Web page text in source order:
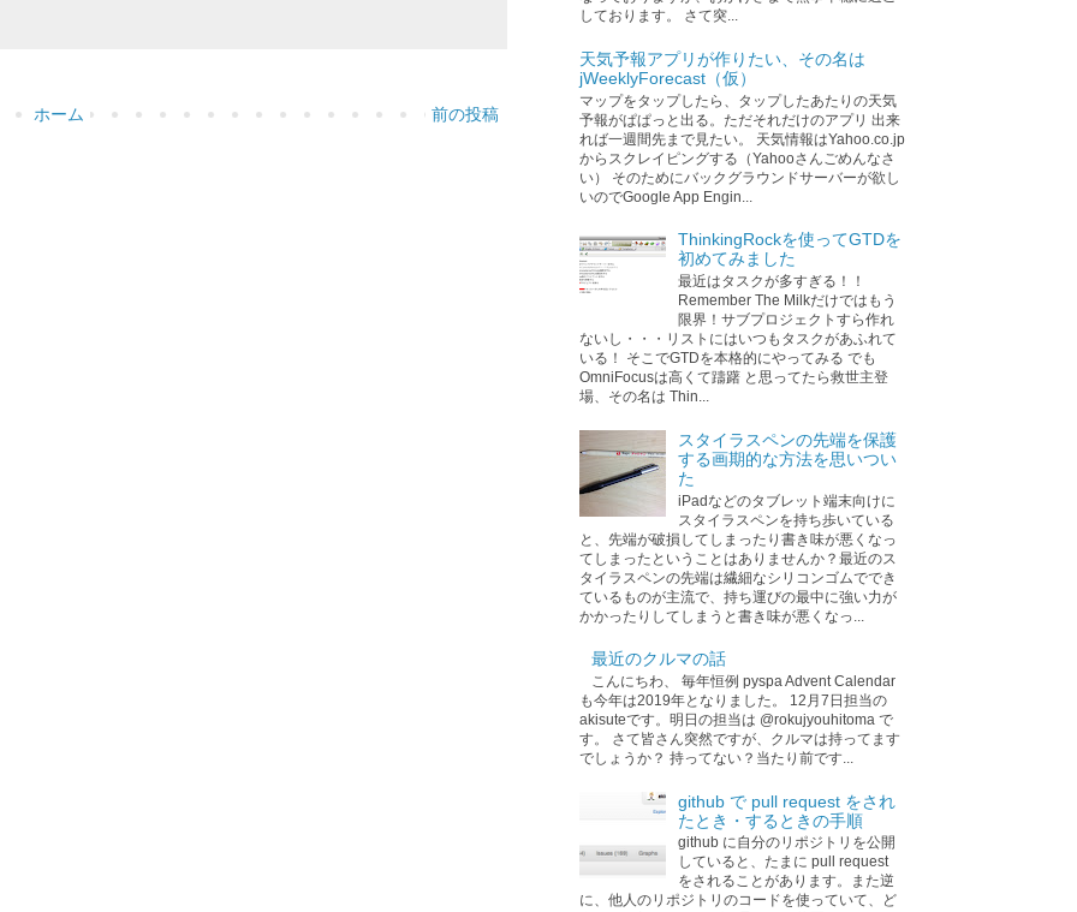
前の投稿
ホーム
しております。 さて突...
天気予報アプリが作りたい、その名は
jWeeklyForecast（仮）
マップをタップしたら、タップしたあたりの天気
予報がぱぱっと出る。ただそれだけのアプリ 出来
れば一週間先まで見たい。 天気情報はYahoo.co.jp
からスクレイピングする（Yahooさんごめんなさ
い） そのためにバックグラウンドサーバーが欲し
いのでGoogle App Engin...
ThinkingRockを使ってGTDを
初めてみました
最近はタスクが多すぎる！！
Remember The Milkだけではもう
限界！サブプロジェクトすら作れ
ないし・・・リストにはいつもタスクがあふれて
いる！ そこでGTDを本格的にやってみる でも
OmniFocusは高くて躊躇 と思ってたら救世主登
場、その名は Thin...
スタイラスペンの先端を保護
する画期的な方法を思いつい
た
iPadなどのタブレット端末向けに
スタイラスペンを持ち歩いている
と、先端が破損してしまったり書き味が悪くなっ
てしまったということはありませんか？最近のス
タイラスペンの先端は繊細なシリコンゴムででき
ているものが主流で、持ち運びの最中に強い力が
かかったりしてしまうと書き味が悪くなっ...
最近のクルマの話
こんにちわ、 毎年恒例 pyspa Advent Calendar
も今年は2019年となりました。 12月7日担当の
akisuteです。明日の担当は @rokujyouhitoma で
す。 さて皆さん突然ですが、クルマは持ってます
でしょうか？ 持ってない？当たり前です...
github で pull request をされ
たとき・するときの手順
github に自分のリポジトリを公開
していると、たまに pull request
をされることがあります。また逆
に、他人のリポジトリのコードを使っていて、ど